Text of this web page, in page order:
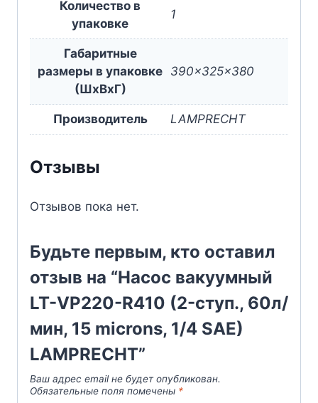
Количество в
упаковке
1
Габаритные
размеры в упаковке
(ШxВxГ)
390x325x380
Производитель LAMPRECHT
Отзывы
Отзывов пока нет.
Будьте первым, кто оставил
отзыв на “Насос вакуумный
LT-VP220-R410 (2-ступ., 60л/
мин, 15 microns, 1/4 SAE)
LAMPRECHT”
Ваш адрес email не будет опубликован.
Обязательные поля помечены *